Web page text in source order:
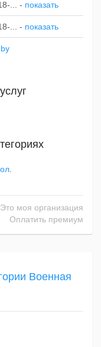
... - показать
... - показать
Это моя организация
Оплатить премиум
Военная